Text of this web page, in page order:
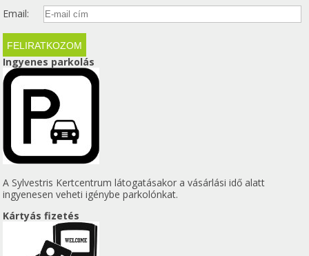
Email:
Ingyenes parkolás
A Sylvestris Kertcentrum látogatásakor a vásárlási idő alatt
ingyenesen veheti igénybe parkolónkat.
Kártyás fizetés